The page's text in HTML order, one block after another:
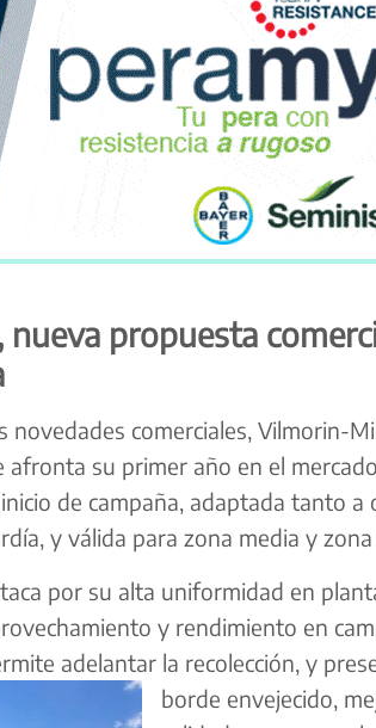
nueva propuesta
novedades comerciales, Vilmorin-
afronta su primer año en el
de campaña, adaptada tanto
y válida para zona media y zona
por su alta uniformidad en
y rendimiento en
adelantar la recolección, y
borde envejecido,